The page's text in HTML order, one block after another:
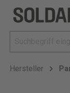
Hersteller